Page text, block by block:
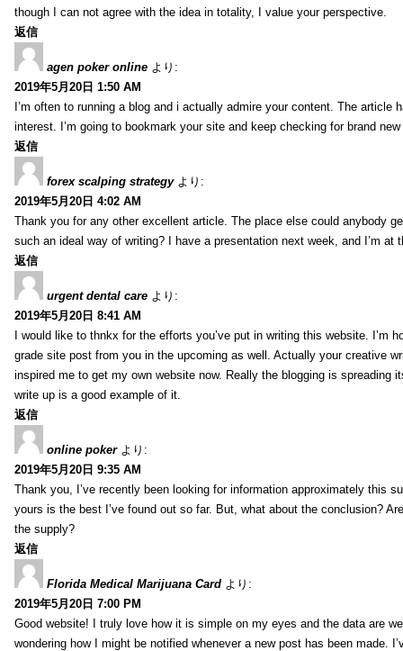
though I can not agree with the idea in totality, I value your perspective.
返信
agen poker online より:
2019年5月20日 1:50 AM
I’m often to running a blog and i actually admire your content. The article
interest. I’m going to bookmark your site and keep checking for brand
返信
forex scalping strategy より:
2019年5月20日 4:02 AM
Thank you for any other excellent article. The place else could anybody
such an ideal way of writing? I have a presentation next week, and I’m at
返信
urgent dental care より:
2019年5月20日 8:41 AM
I would like to thnkx for the efforts you’ve put in writing this website. I’m
grade site post from you in the upcoming as well. Actually your creative
inspired me to get my own website now. Really the blogging is spreading
write up is a good example of it.
返信
online poker より:
2019年5月20日 9:35 AM
Thank you, I’ve recently been looking for information approximately this
yours is the best I’ve found out so far. But, what about the conclusion?
the supply?
返信
Florida Medical Marijuana Card より:
2019年5月20日 7:00 PM
Good website! I truly love how it is simple on my eyes and the data are
wondering how I might be notified whenever a new post has been made.